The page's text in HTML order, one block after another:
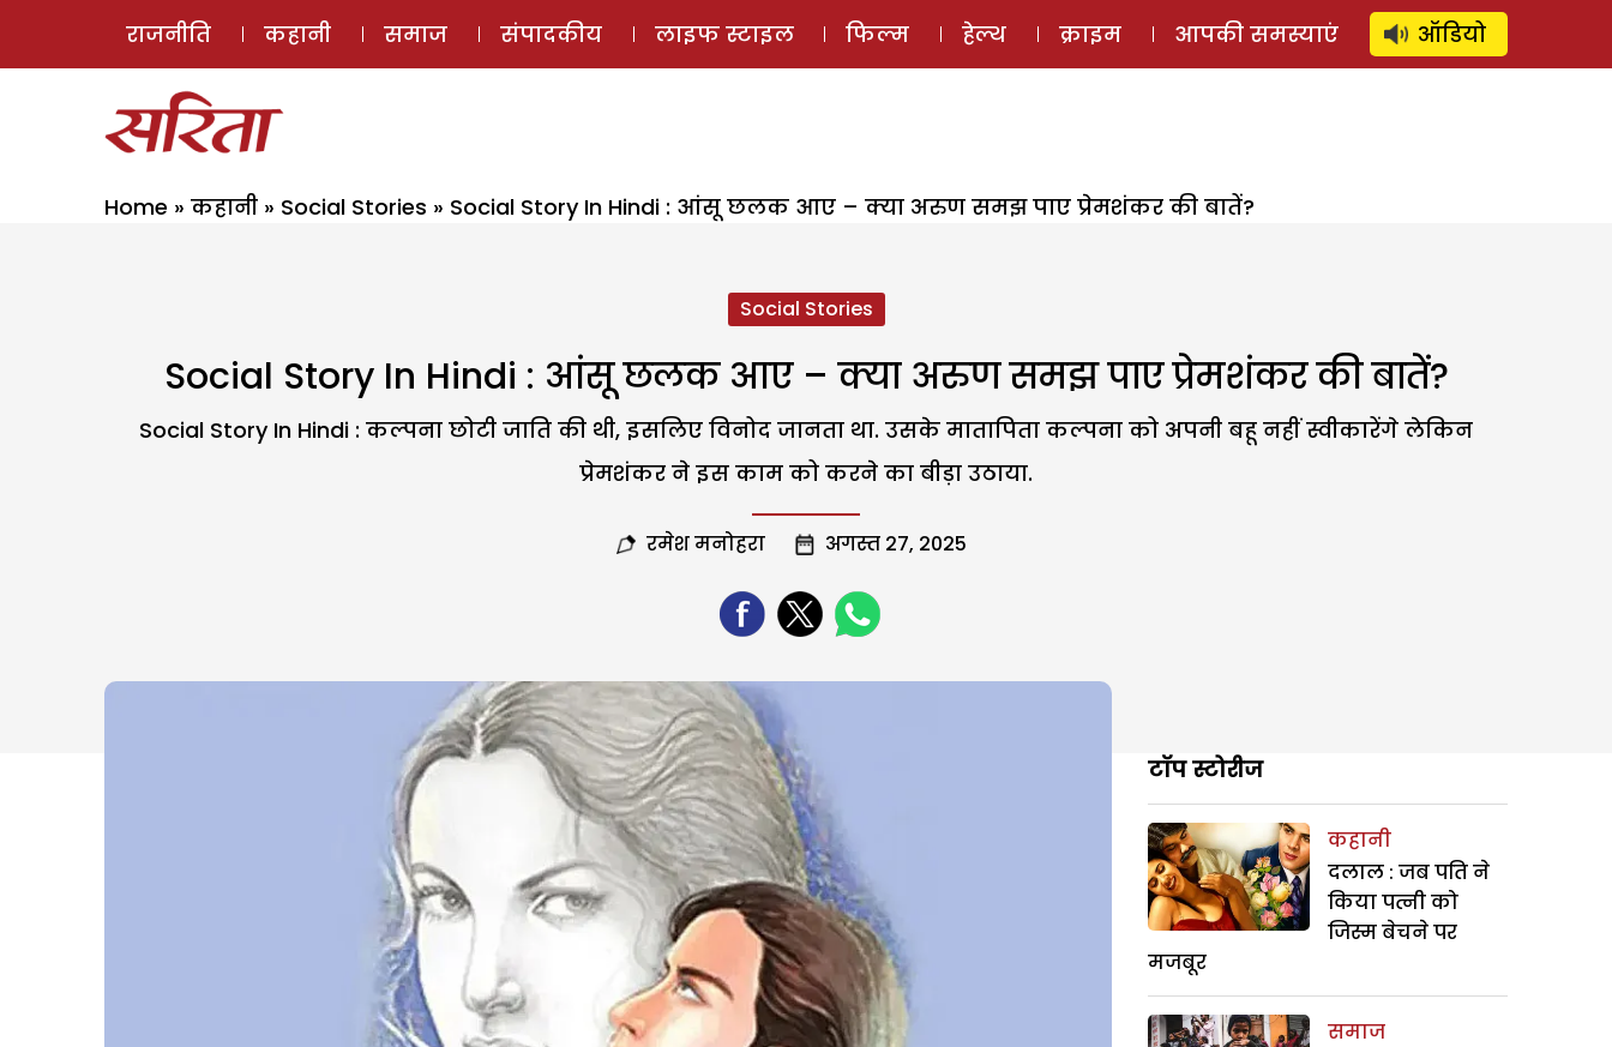
ई-मैगज़ीन ऑडियो स्टोरी लॉग इन ⚲ SUBSCRIBE
राजनीति कहानी समाज संपादकीय लाइफ स्टाइल फिल्म हेल्थ क्राइम आपकी समस्याएं ऑडियो
Home » कहानी » Social Stories » Social Story In Hindi : आंसू छलक आए – क्या अरुण समझ पाए प्रेमशंकर की बातें?
Social Stories
Social Story In Hindi : आंसू छलक आए – क्या अरुण समझ पाए प्रेमशंकर की बातें?
Social Story In Hindi : कल्पना छोटी जाति की थी, इसलिए विनोद जानता था. उसके मातापिता कल्पना को अपनी बहू नहीं स्वीकारेंगे लेकिन
प्रेमशंकर ने इस काम को करने का बीड़ा उठाया.
रमेश मनोहरा अगस्त 27, 2025
टॉप स्टोरीज
कहानी
दलाल : जब पति ने
किया पत्नी को
जिस्म बेचने पर
मजबूर
समाज